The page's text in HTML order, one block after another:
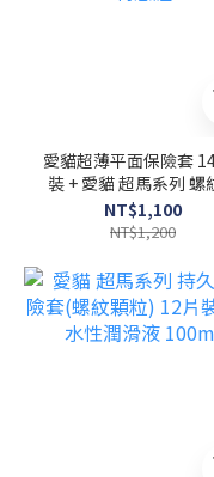
愛貓超薄平面保險套
裝 + 愛貓 超馬系列 螺
粒保險套(持久型) 12片
特惠組
NT$1,100
NT$1,200